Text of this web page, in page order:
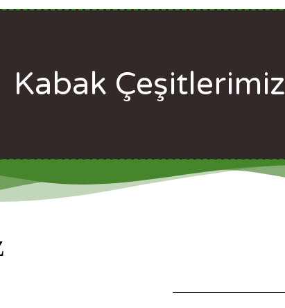
Kabak Çeşitlerimiz